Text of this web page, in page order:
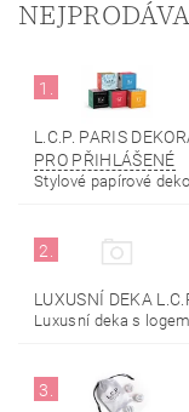
1.
L.C.P. PARIS
PRO PŘIHLÁŠENÉ
Stylové papírové
2.
LUXUSNÍ DEKA
Luxusní deka s
3.